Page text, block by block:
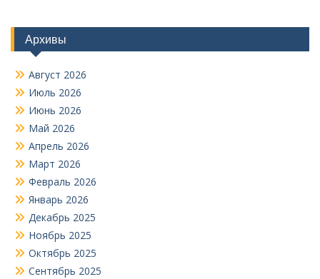
Архивы
Август 2026
Июль 2026
Июнь 2026
Май 2026
Апрель 2026
Март 2026
Февраль 2026
Январь 2026
Декабрь 2025
Ноябрь 2025
Октябрь 2025
Сентябрь 2025